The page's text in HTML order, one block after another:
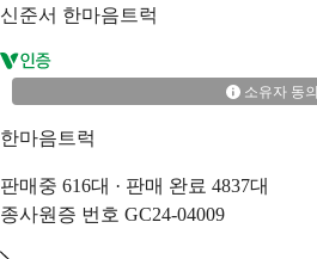
신준서 한마음트럭
소유자 동의
한마음트럭
판매중 616대 · 판매 완료 4837대
종사원증 번호 GC24-04009